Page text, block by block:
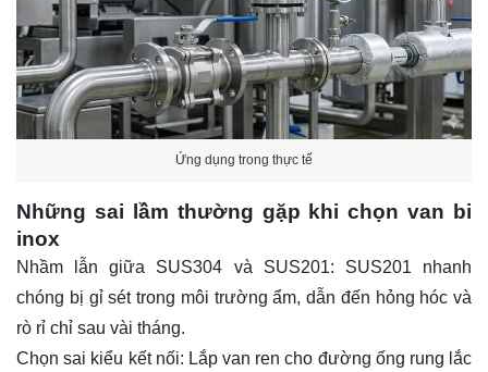
Ứng dụng trong thực tế
Những sai lầm thường gặp khi chọn van bi
inox
Nhầm lẫn giữa SUS304 và SUS201: SUS201 nhanh
chóng bị gỉ sét trong môi trường ẩm, dẫn đến hỏng hóc và
rò rỉ chỉ sau vài tháng.
Chọn sai kiểu kết nối: Lắp van ren cho đường ống rung lắc